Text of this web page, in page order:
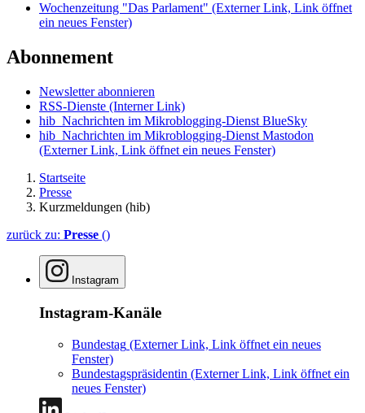
Wochenzeitung "Das Parlament" (Externer Link, Link öffnet
ein neues Fenster)
Abonnement
Newsletter abonnieren
RSS-Dienste (Interner Link)
hib_Nachrichten im Mikroblogging-Dienst BlueSky
hib_Nachrichten im Mikroblogging-Dienst Mastodon
(Externer Link, Link öffnet ein neues Fenster)
Startseite
Presse
Kurzmeldungen (hib)
zurück zu: Presse ()
Instagram
Instagram-Kanäle
Bundestag (Externer Link, Link öffnet ein neues
Fenster)
Bundestagspräsidentin (Externer Link, Link öffnet ein
neues Fenster)